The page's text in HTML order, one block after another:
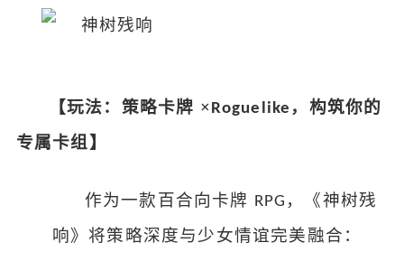
【玩法：策略卡牌 × Roguelike ，构筑你的
专属卡组】
作为一款百合向卡牌 RPG ，《神树残
响》将策略深度与少女情谊完美融合：